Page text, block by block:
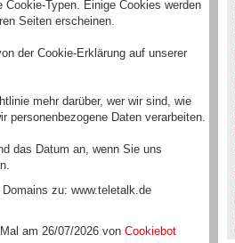
Typen. Einige Cookies werden
Seiten erscheinen.
der Cookie-Erklärung auf unserer
mehr darüber, wer wir sind, wie
personenbezogene Daten verarbeiten.
das Datum an, wenn Sie uns
zu: www.teletalk.de
am 26/07/2026 von Cookiebot